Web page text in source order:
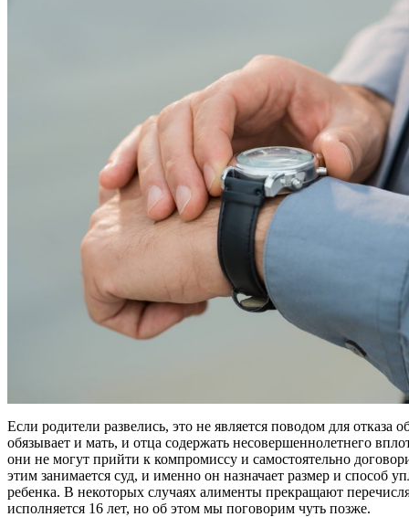
Если родители развелись, это не является поводом для отказа
обязывает и мать, и отца содержать несовершеннолетнего
они не могут прийти к компромиссу и самостоятельно
этим занимается суд, и именно он назначает размер и способ
ребенка. В некоторых случаях алименты прекращают
исполняется 16 лет, но об этом мы поговорим чуть позже.